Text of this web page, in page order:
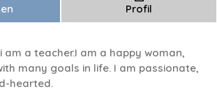
Profil
am a teacher.I am a happy woman,
many goals in life. I am passionate,
hearted.